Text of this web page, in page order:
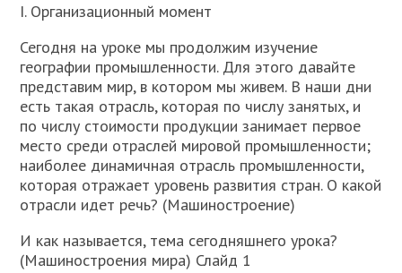
I. Организационный момент
Сегодня на уроке мы продолжим изучение
географии промышленности. Для этого давайте
представим мир, в котором мы живем. В наши дни
есть такая отрасль, которая по числу занятых, и
по числу стоимости продукции занимает первое
место среди отраслей мировой промышленности;
наиболее динамичная отрасль промышленности,
которая отражает уровень развития стран. О какой
отрасли идет речь? (Машиностроение)
И как называется, тема сегодняшнего урока?
(Машиностроения мира) Слайд 1